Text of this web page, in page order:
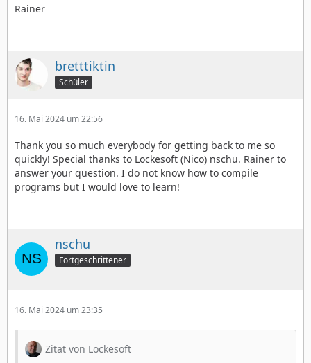
Rainer
bretttiktin
Schüler
16. Mai 2024 um 22:56
Thank you so much everybody for getting back to me so
quickly! Special thanks to Lockesoft (Nico) nschu. Rainer to
answer your question. I do not know how to compile
programs but I would love to learn!
nschu
Fortgeschrittener
16. Mai 2024 um 23:35
Zitat von Lockesoft